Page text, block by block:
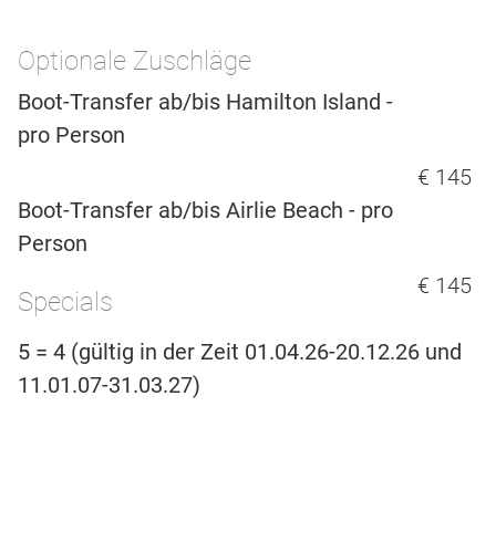
Optionale Zuschläge
Boot-Transfer ab/bis Hamilton Island -
pro Person
€ 145
Boot-Transfer ab/bis Airlie Beach - pro
Person
€ 145
Specials
5 = 4 (gültig in der Zeit 01.04.26-20.12.26 und
11.01.07-31.03.27)